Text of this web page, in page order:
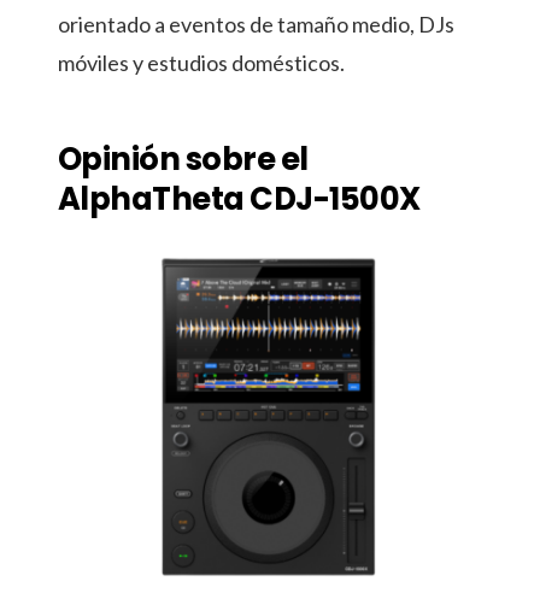
orientado a eventos de tamaño medio, DJs
móviles y estudios domésticos.
Opinión sobre el
AlphaTheta CDJ-1500X